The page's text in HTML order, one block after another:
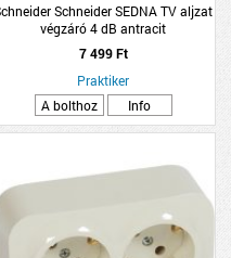
Schneider SEDNA TV aljzat
végzáró 4 dB antracit
7 499 Ft
Praktiker
A bolthoz
Info